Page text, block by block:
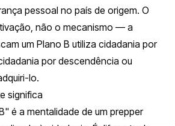
pessoal no país de origem. O
não o mecanismo — a
um Plano B utiliza cidadania por
por descendência ou
lo.
significa
é a mentalidade de um prepper